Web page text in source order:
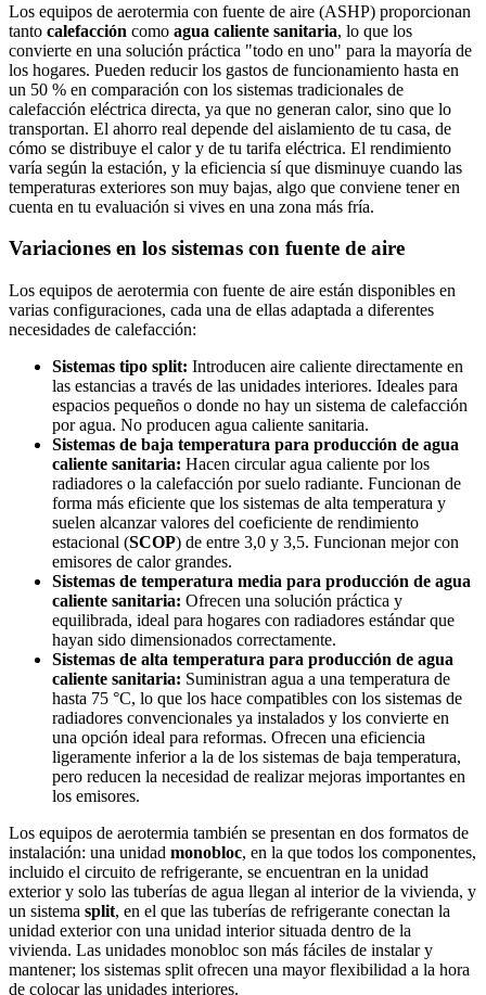
Los equipos de aerotermia con fuente de aire (ASHP) proporcionan
tanto calefacción como agua caliente sanitaria, lo que los
convierte en una solución práctica "todo en uno" para la mayoría de
los hogares. Pueden reducir los gastos de funcionamiento hasta en
un 50 % en comparación con los sistemas tradicionales de
calefacción eléctrica directa, ya que no generan calor, sino que lo
transportan. El ahorro real depende del aislamiento de tu casa, de
cómo se distribuye el calor y de tu tarifa eléctrica. El rendimiento
varía según la estación, y la eficiencia sí que disminuye cuando las
temperaturas exteriores son muy bajas, algo que conviene tener en
cuenta en tu evaluación si vives en una zona más fría.
Variaciones en los sistemas con fuente de aire
Los equipos de aerotermia con fuente de aire están disponibles en
varias configuraciones, cada una de ellas adaptada a diferentes
necesidades de calefacción:
Sistemas tipo split: Introducen aire caliente directamente en
las estancias a través de las unidades interiores. Ideales para
espacios pequeños o donde no hay un sistema de calefacción
por agua. No producen agua caliente sanitaria.
Sistemas de baja temperatura para producción de agua
caliente sanitaria: Hacen circular agua caliente por los
radiadores o la calefacción por suelo radiante. Funcionan de
forma más eficiente que los sistemas de alta temperatura y
suelen alcanzar valores del coeficiente de rendimiento
estacional (SCOP) de entre 3,0 y 3,5. Funcionan mejor con
emisores de calor grandes.
Sistemas de temperatura media para producción de agua
caliente sanitaria: Ofrecen una solución práctica y
equilibrada, ideal para hogares con radiadores estándar que
hayan sido dimensionados correctamente.
Sistemas de alta temperatura para producción de agua
caliente sanitaria: Suministran agua a una temperatura de
hasta 75 °C, lo que los hace compatibles con los sistemas de
radiadores convencionales ya instalados y los convierte en
una opción ideal para reformas. Ofrecen una eficiencia
ligeramente inferior a la de los sistemas de baja temperatura,
pero reducen la necesidad de realizar mejoras importantes en
los emisores.
Los equipos de aerotermia también se presentan en dos formatos de
instalación: una unidad monobloc, en la que todos los componentes,
incluido el circuito de refrigerante, se encuentran en la unidad
exterior y solo las tuberías de agua llegan al interior de la vivienda, y
un sistema split, en el que las tuberías de refrigerante conectan la
unidad exterior con una unidad interior situada dentro de la
vivienda. Las unidades monobloc son más fáciles de instalar y
mantener; los sistemas split ofrecen una mayor flexibilidad a la hora
de colocar las unidades interiores.